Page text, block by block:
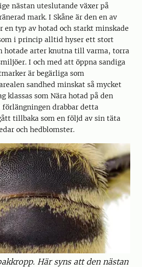
nästan uteslutande växer på
mark. I Skåne är den en av
en typ av hotad och starkt minskade
i princip alltid hyser ett stort
hotade arter knutna till varma, torra
I och med att öppna sandiga
är begärliga som
sandhed minskat så mycket
klassas som Nära hotad på den
förlängningen drabbar detta
tillbaka som en följd av sin täta
och hedblomster.
Här syns att den nästan